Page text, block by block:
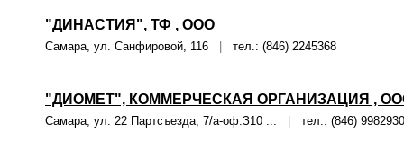
"ДИНАСТИЯ", ТФ , ООО
Самара, ул. Санфировой, 116 тел.: (846) 2245368
"ДИОМЕТ", КОММЕРЧЕСКАЯ ОРГАНИЗАЦИЯ ,
Самара, ул. 22 Партсъезда, 7/а-оф.З10 ... тел.: (846) 9982930